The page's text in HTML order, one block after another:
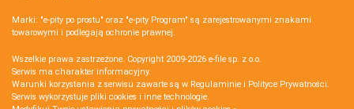
Marki: "e-pity po prostu" oraz "e-pity Program" są zarejestrowanymi znakami
towarowymi i podlegają ochronie prawnej.
Wszelkie prawa zastrzeżone. Copyright 2009-2026 e-file sp. z o.o.
Serwis ma charakter informacyjny.
Warunki korzystania z serwisu zawarte są w Regulaminie i Polityce Prywatności.
Serwis wykorzystuje pliki cookies i inne technologie.